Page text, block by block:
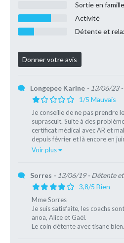
Sortie en famille
Activité
Détente et
Longepee Karine - 13/06/23-
1/5 Mauvais
Je conseille de ne pas prendre
suprascult. Suite à des
certificat médical avec AR et
depuis février et là encore en
Voir plus
Sorres - 13/06/19- Détente
3,8/5 Bien
Mme Sorres
Je suis satisfaite, les coachs
anoa, Alice et Gaël.
Le coin détente avec tisane bien.